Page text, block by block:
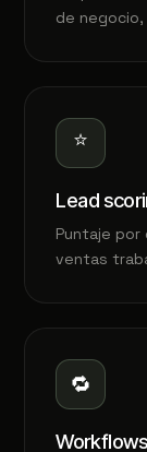
de
⭐
Lead
Puntaje
ventas
🔁